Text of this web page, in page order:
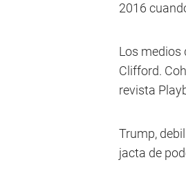
2016
Los medios
Clifford.
revista
Trump,
jacta de